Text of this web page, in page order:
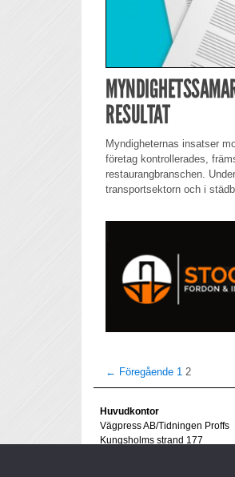
RESULTAT
Myndigheternas insatser
företag kontrollerades,
restaurangbranschen.
transportsektorn och i
← Föregående 1 2
Huvudkontor
Vägpress AB/Tidningen Proffs
Kungsholms strand 177